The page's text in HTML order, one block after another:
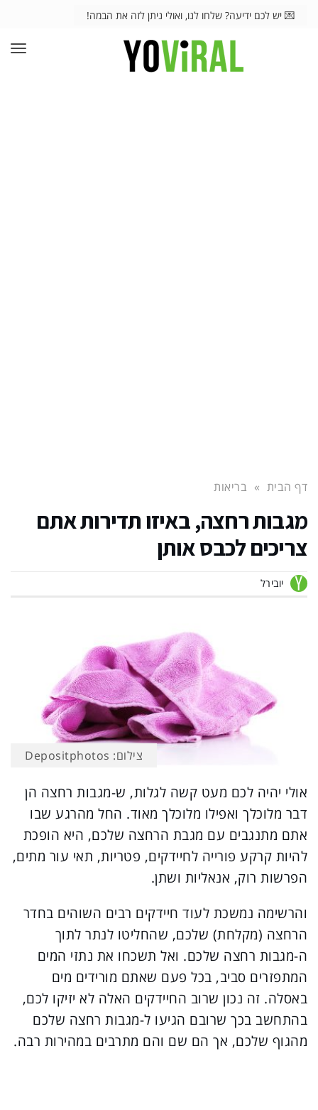
💌 יש לכם ידיעה? שלחו לנו, ואולי ניתן לזה את הבמה!
דף הבית » בריאות
מגבות רחצה, באיזו תדירות אתם
צריכים לכבס אותן
יובירל
צילום: Depositphotos
אולי יהיה לכם מעט קשה לגלות, ש-מגבות רחצה הן
דבר מלוכלך ואפילו מלוכלך מאוד. החל מהרגע שבו
אתם מתנגבים עם מגבת הרחצה שלכם, היא הופכת
להיות קרקע פורייה לחיידקים, פטריות, תאי עור מתים,
הפרשות רוק, אנאליות ושתן.
והרשימה נמשכת לעוד חיידקים רבים השוהים בחדר
הרחצה (מקלחת) שלכם, שהחליטו לנתר לתוך
ה-מגבות רחצה שלכם. ואל תשכחו את נתזי המים
המתפזרים סביב, בכל פעם שאתם מורידים מים
באסלה. זה נכון שרוב החיידקים האלה לא יזיקו לכם,
בהתחשב בכך שרובם הגיעו ל-מגבות רחצה שלכם
מהגוף שלכם, אך הם שם והם מתרבים במהירות רבה.